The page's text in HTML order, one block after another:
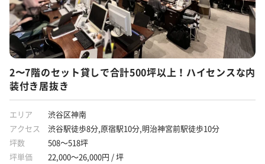
2〜7階のセット貸しで合計500坪以上！ハイセンスな内
装付き居抜き
エリア
渋谷区神南
アクセス
渋谷駅徒歩8分,原宿駅10分,明治神宮前駅徒歩10分
坪数
508～518坪
坪単価
22,000～26,000円 / 坪